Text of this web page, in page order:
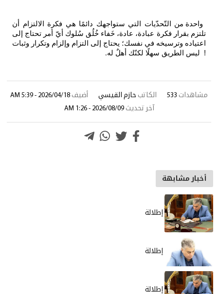
واحدة من التّحدّيات التي ستواجهك دائمًا هي فكرة الالتزام أن
تلتزم بقرار فكرة عبادة، عادة، خَفاء خُلُق سُلوك أيّ أمر تحتاج إلى
اعتياده وترسيخه في نفسك؛ يحتاج إلى التزام وإلزام وتكرار وثبات
! ليس الطريق سهلًا لكنّك أهلٌ له.
مشاهدات 533 الكاتب حازم القيسي أضيف 2026/04/18 - 5:39 AM
آخر تحديث 2026/08/09 - 1:26 AM
أخبار مشابهة
إطلالة
إطلالة
إطلالة